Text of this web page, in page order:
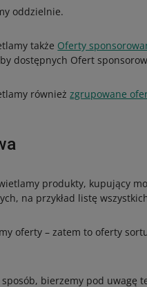
oddzielnie.
także Oferty
dostępnych Ofert
równieżzgrupowane
produkty, kupujący
na przykład listę
oferty – zatem to oferty
bierzemy pod uwagę